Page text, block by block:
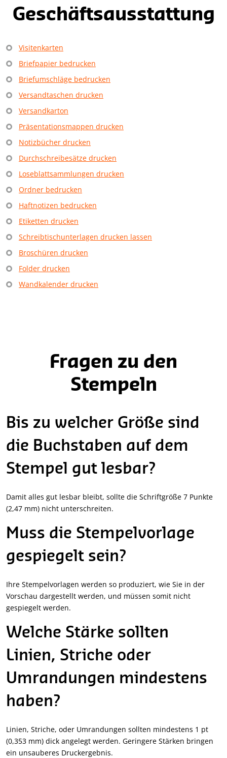
Geschäftsausstattung
Visitenkarten
Briefpapier bedrucken
Briefumschläge bedrucken
Versandtaschen drucken
Versandkarton
Präsentationsmappen drucken
Notizbücher drucken
Durchschreibesätze drucken
Loseblattsammlungen drucken
Ordner bedrucken
Haftnotizen bedrucken
Etiketten drucken
Schreibtischunterlagen drucken lassen
Broschüren drucken
Folder drucken
Wandkalender drucken
Fragen zu den
Stempeln
Bis zu welcher Größe sind
die Buchstaben auf dem
Stempel gut lesbar?
Damit alles gut lesbar bleibt, sollte die Schriftgröße 7 Punkte
(2,47 mm) nicht unterschreiten.
Muss die Stempelvorlage
gespiegelt sein?
Ihre Stempelvorlagen werden so produziert, wie Sie in der
Vorschau dargestellt werden, und müssen somit nicht
gespiegelt werden.
Welche Stärke sollten
Linien, Striche oder
Umrandungen mindestens
haben?
Linien, Striche, oder Umrandungen sollten mindestens 1 pt
(0,353 mm) dick angelegt werden. Geringere Stärken bringen
ein unsauberes Druckergebnis.